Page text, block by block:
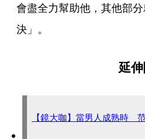
會盡全力幫助他，其他部
決」。
延
【鏡大咖】當男人成熟時